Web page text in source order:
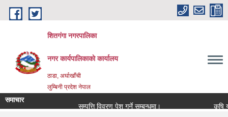
Skip to main content
शितगंगा नगरपालिका
नगर कार्यपालिकाकाे कार्यालय
ठाडा, अर्घाखाँची
लुम्बिनी प्रदेश नेपाल
समाचार
सम्पत्ति विवरण पेश गर्ने सम्बन्धमा।
कृषि